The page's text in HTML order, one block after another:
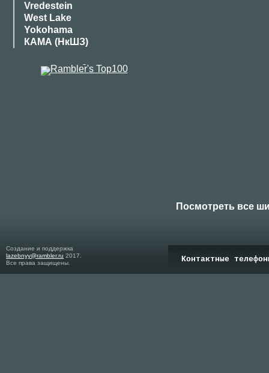
Vredestein
West Lake
Yokohama
КАМА (НкШЗ)
Посмотреть все
Создание и поддержка
lazebnyy@rambler.ru 2017.
Все права защищены.
Контактные